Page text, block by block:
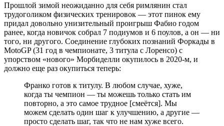
Прошлой зимой неожиданно для себя римлянин стал
трудоголиком физических тренировок — этот пинок ему
придал довольно унизительный проигрыш Фабио годом
ранее, когда новичок собрал 7 подиумов и 6 поулов, а он — ни
того, ни другого. Соединение глубоких познаний Форкады в
MotoGP (31 год в чемпионате, 3 титула с Лоренсо) с
упорством «нового» Морбиделли окупилось в 2020-м, и
должно еще раз окупиться теперь:
Франко готов к титулу. В любом случае, хуже,
когда ты чемпион — ты можешь только стать им
повторно, а это самое трудное [смеётся]. Мы
можем сделать один шаг к улучшению, а другие —
просто сделать шаг, так что не нам хуже всего.